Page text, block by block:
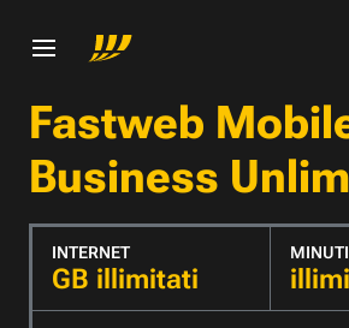
Fastweb
Business
INTERNET
GB illimitati
MINUTI